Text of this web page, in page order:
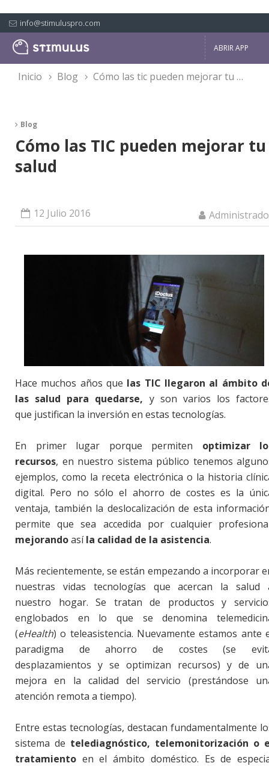
info@stimuluspro.com
ABRIR APP
inicio blog cómo las tic pueden mejorar tu salud
Cómo las TIC pueden mejorar tu
salud
12 Julio 2016
Hace muchos años que las TIC llegaron al ámbito
las salud para quedarse, y son varios los
que justifican la inversión en estas tecnologías.
En primer lugar porque permiten optimizar
recursos, en nuestro sistema público tenemos
ejemplos, como la receta electrónica o la historia
digital. Pero no sólo el ahorro de costes es la
ventaja, también la deslocalización de esta
permite que sea accedida por cualquier
mejorandoasíla calidad de la asistencia.
Más recientemente, se están empezando a incorporar
nuestras vidas tecnologías que acercan la salud
nuestro hogar. Se tratan de productos y
englobados en lo que se denomina
(eHealth) o teleasistencia. Nuevamente estamos ante
paradigma de ahorro de costes (se
desplazamientos y se optimizan recursos) y de
mejora en la calidad del servicio (prestándose
atención remota a tiempo).
Entre estas tecnologías, destacan fundamentalmente
sistema de telediagnóstico, telemonitorización o
tratamiento en el ámbito doméstico. Es de
Blog